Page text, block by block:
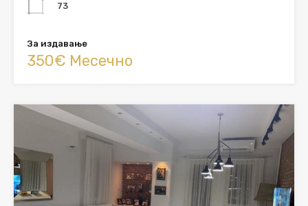
73
За издавање
350€ Месечно